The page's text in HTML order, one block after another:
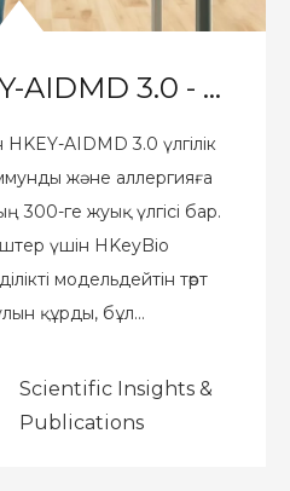
HKeyBio HKEY-AIDMD 3.0 - аутоиммунды және аллергиялық препараттарды әзірлеудегі ең қиын мәселені шешуге арналған келесі буын платформасын іске қосады: көп мақсатты біріктіру стратегияларын оңтайландыру
AIDMD 3.0 үлгілік
және аллергияға
300-ге жуық үлгісі бар.
үшін HKeyBio
модельдейтін төрт
құрды, бұл
платформасын
Scientific Insights &
Publications